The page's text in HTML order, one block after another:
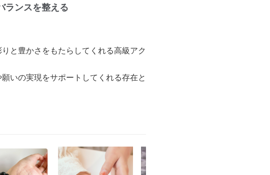
ランスを整える
と豊かさをもたらしてくれる高級アク
いの実現をサポートしてくれる存在と